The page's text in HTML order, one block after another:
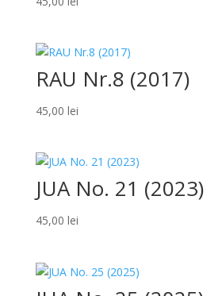
RAU Nr.8 (2017)
45,00 lei
JUA No. 21 (2023)
45,00 lei